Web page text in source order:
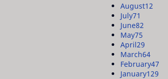
August12
July71
June82
May75
April29
March64
February47
January129